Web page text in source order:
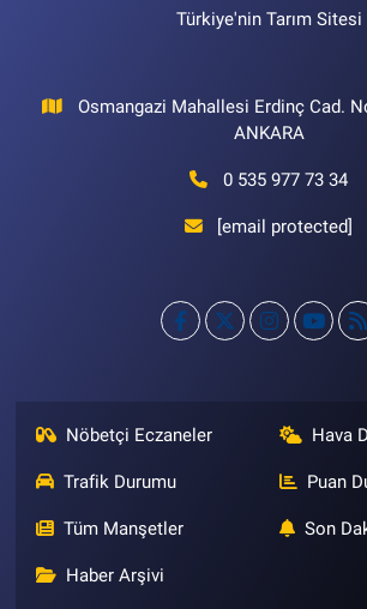
Türkiye'nin Tarım Sitesi
Osmangazi Mahallesi Erdinç Cad.
ANKARA
0 535 977 73 34
[email protected]
Nöbetçi Eczaneler Hava
Trafik Durumu Puan
Tüm Manşetler Son
Haber Arşivi